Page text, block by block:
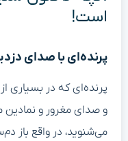
است!
پرنده‌ای با صدای
پرنده‌ای که در بسیاری
و صدای مغرور و نمادین